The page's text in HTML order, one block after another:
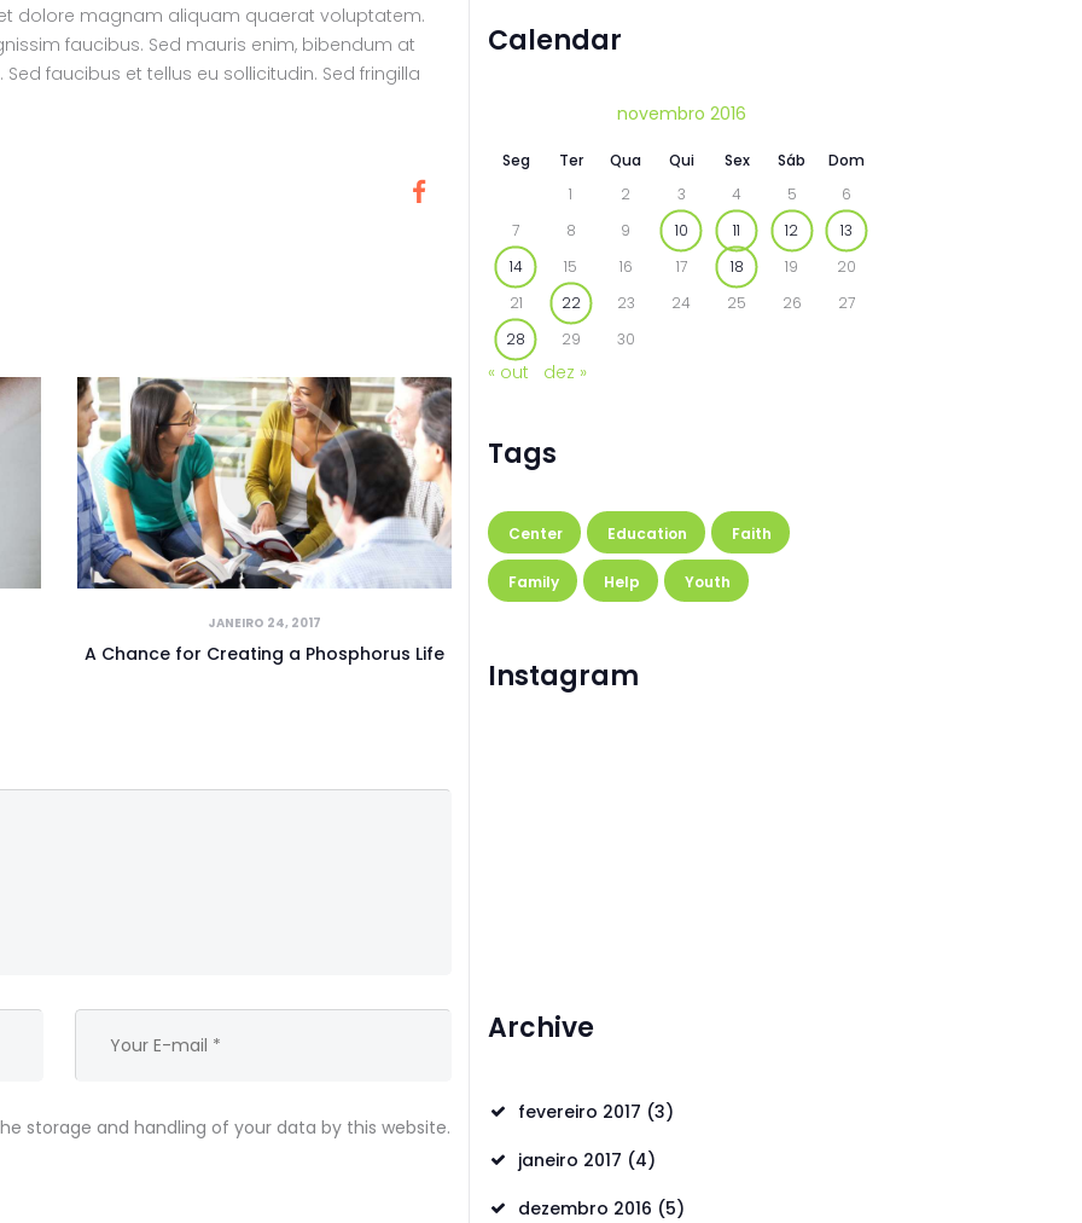
dolore magnam aliquam quaerat voluptatem.
faucibus. Sed mauris enim, bibendum at
faucibus et tellus eu sollicitudin. Sed fringilla
JANEIRO 24, 2017
A Chance for Creating a Phosphorus Life
storage and handling of your data by this website.
Calendar
novembro 2016
Seg Ter Qua Qui Sex Sáb
Dom
1
2 3 4 5
6
7
8 9 10 11 12
13
14
15 16 17 18 19
20
21
22 23 24 25 26
27
28
29 30
« out dez »
Tags
Center Education Faith
Family Help Youth
Instagram
Archive
fevereiro 2017 (3)
janeiro 2017 (4)
dezembro 2016 (5)